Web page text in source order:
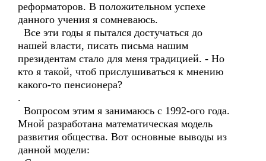
реформаторов. В положительном успехе
данного учения я сомневаюсь.
Все эти годы я пытался достучаться до
нашей власти, писать письма нашим
президентам стало для меня традицией. - Но
кто я такой, чтоб прислушиваться к мнению
какого-то пенсионера?
.
Вопросом этим я занимаюсь с 1992-ого года.
Мной разработана математическая модель
развития общества. Вот основные выводы из
данной модели: